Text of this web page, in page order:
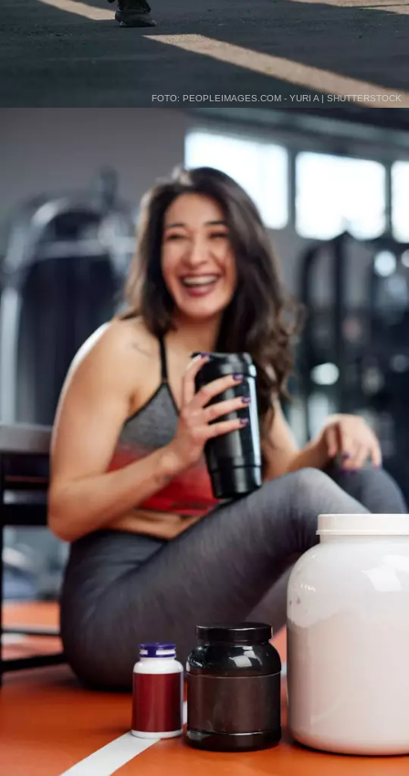
FOTO: PEOPLEIMAGES.COM - YURI A | SHUTTERSTOCK